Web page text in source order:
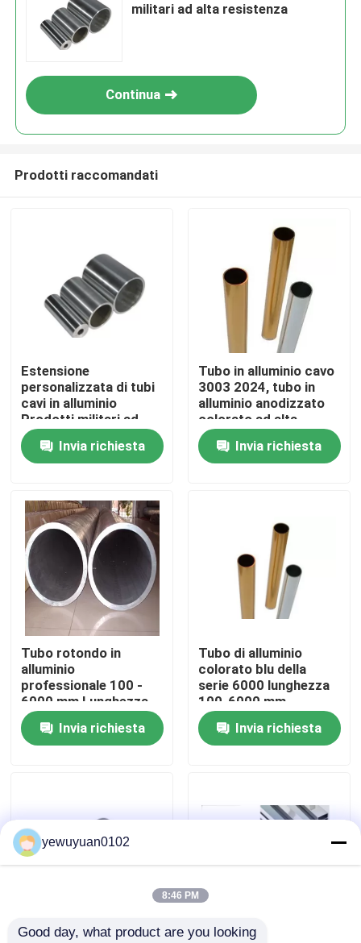
Prodotti
Video
Mostra VR
Circa noi
Giro della fabbrica
Contattici
Casi
militari ad alta resistenza
Continua
Prodotti raccomandati
Estensione
personalizzata di tubi
cavi in alluminio
Prodotti militari ad
alta resistenza
Invia richiesta
Tubo in alluminio cavo
3003 2024, tubo in
alluminio anodizzato
colorato ad alta
purezza
Invia richiesta
Tubo rotondo in
alluminio
professionale 100 -
6000 mm Lunghezza
Struttura aeronautica
/ ruota del camion
Invia richiesta
Tubo di alluminio
colorato blu della
serie 6000 lunghezza
100-6000 mm
Invia richiesta
Estensione Tubo di alluminio cavo
yewuyuan0102
8:46 PM
Good day, what product are you looking